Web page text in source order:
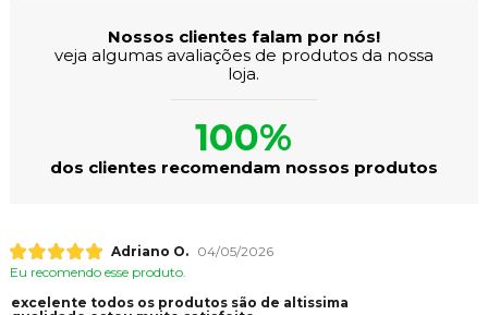
Nossos clientes falam por nós!
veja algumas avaliações de produtos da nossa
loja.
100%
dos clientes recomendam nossos produtos
Adriano O.
04/05/2026
Eu recomendo esse produto.
excelente todos os produtos são de altissima